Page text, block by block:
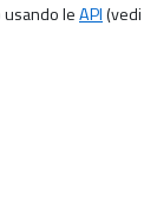
leAPI(vedi